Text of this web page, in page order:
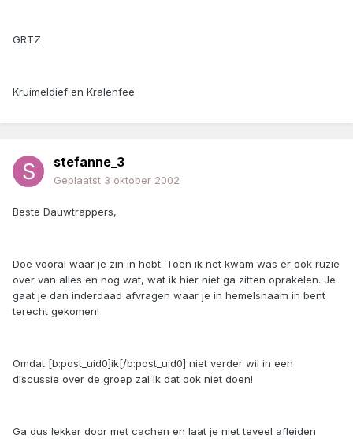
GRTZ
Kruimeldief en Kralenfee
stefanne_3
Geplaatst 3 oktober 2002
Beste Dauwtrappers,
Doe vooral waar je zin in hebt. Toen ik net kwam was er ook ruzie
over van alles en nog wat, wat ik hier niet ga zitten oprakelen. Je
gaat je dan inderdaad afvragen waar je in hemelsnaam in bent
terecht gekomen!
Omdat [b:post_uid0]ik[/b:post_uid0] niet verder wil in een
discussie over de groep zal ik dat ook niet doen!
Ga dus lekker door met cachen en laat je niet teveel afleiden